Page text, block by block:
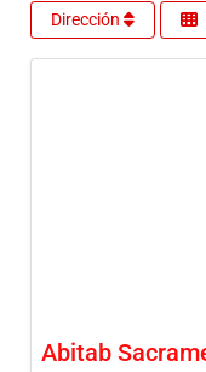
Dirección
Abitab